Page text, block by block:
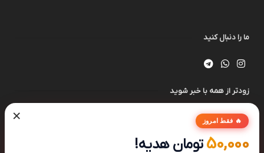
ما را دنبال کنید
زودتر از همه با خبر شوید
× 🔥 فقط امروز
50,000تومان هدیه!